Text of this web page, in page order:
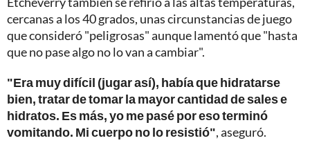
cercanas a los 40 grados, unas circunstancias de juego
que consideró "peligrosas" aunque lamentó que "hasta
que no pase algo no lo van a cambiar".
"Era muy difícil (jugar así), había que hidratarse
bien, tratar de tomar la mayor cantidad de sales e
hidratos. Es más, yo me pasé por eso terminó
vomitando. Mi cuerpo no lo resistió", aseguró.